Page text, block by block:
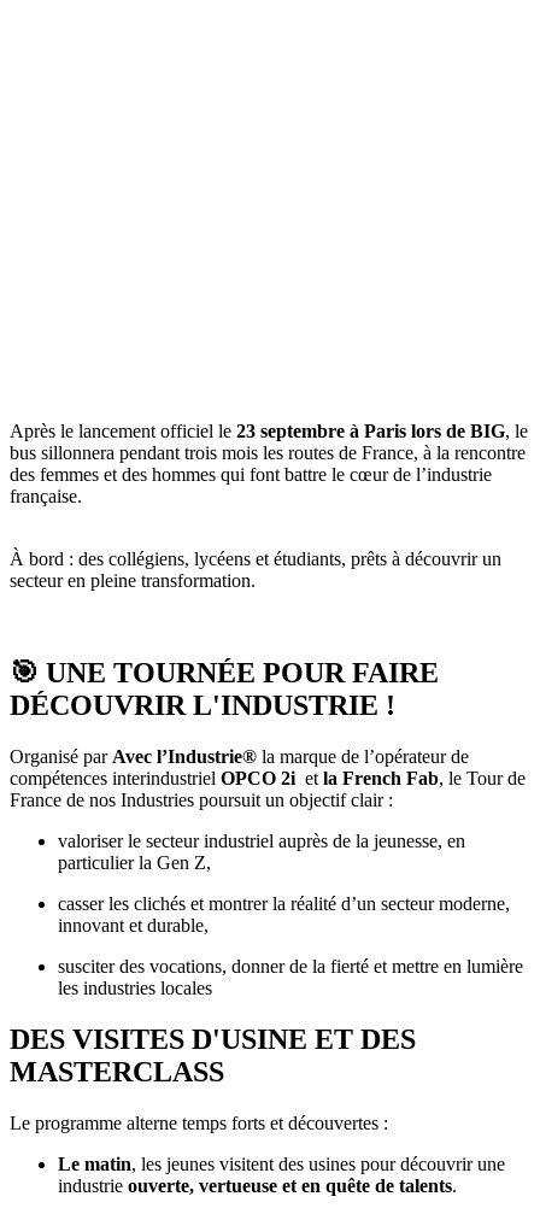
Après le lancement officiel le 23 septembre à Paris lors de BIG, le
bus sillonnera pendant trois mois les routes de France, à la rencontre
des femmes et des hommes qui font battre le cœur de l’industrie
française.
À bord : des collégiens, lycéens et étudiants, prêts à découvrir un
secteur en pleine transformation.
🎯 UNE TOURNÉE POUR FAIRE
DÉCOUVRIR L'INDUSTRIE !
Organisé par Avec l’Industrie® la marque de l’opérateur de
compétences interindustriel OPCO 2i et la French Fab, le Tour de
France de nos Industries poursuit un objectif clair :
valoriser le secteur industriel auprès de la jeunesse, en
particulier la Gen Z,
casser les clichés et montrer la réalité d’un secteur moderne,
innovant et durable,
susciter des vocations, donner de la fierté et mettre en lumière
les industries locales
DES VISITES D'USINE ET DES
MASTERCLASS
Le programme alterne temps forts et découvertes :
Le matin, les jeunes visitent des usines pour découvrir une
industrie ouverte, vertueuse et en quête de talents.